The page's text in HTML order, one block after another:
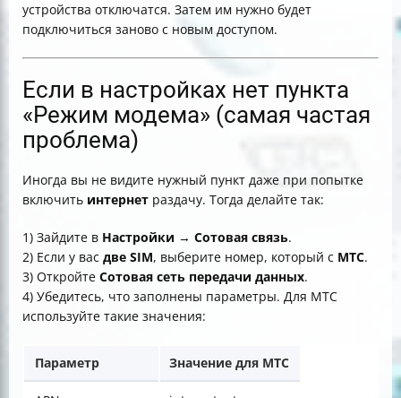
устройства отключатся. Затем им нужно будет
подключиться заново с новым доступом.
Если в настройках нет пункта
«Режим модема» (самая частая
проблема)
Иногда вы не видите нужный пункт даже при попытке
включить интернет раздачу. Тогда делайте так:
1) Зайдите в Настройки → Сотовая связь.
2) Если у вас две SIM, выберите номер, который с МТС.
3) Откройте Сотовая сеть передачи данных.
4) Убедитесь, что заполнены параметры. Для МТС
используйте такие значения:
Параметр Значение для МТС